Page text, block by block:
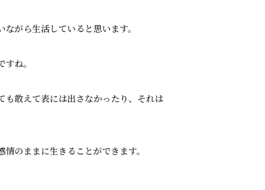
がら生活していると思います。
ね。
も敢えて表には出さなかったり、それは
のままに生きることができます。